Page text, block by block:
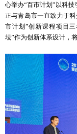
心举办“百市计划”以科
正与青岛市一直致力于
市计划”创新课程项目
坛”作为创新体系设计，